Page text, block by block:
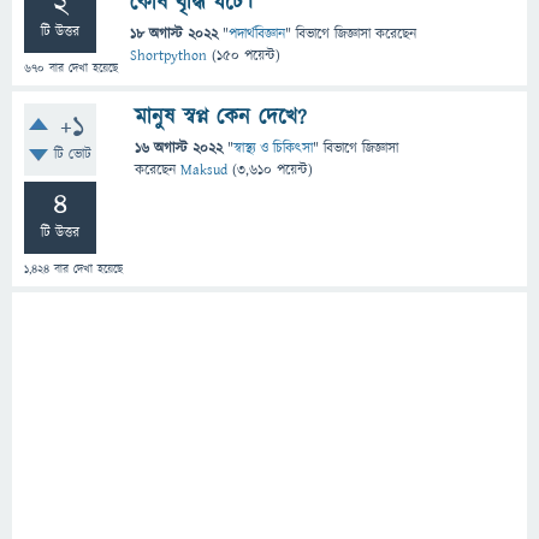
টি উত্তর
670 বার দেখা হয়েছে
18 অগাস্ট 2022 "পদার্থবিজ্ঞান" বিভাগে জিজ্ঞাসাকরেছেন
Shortpython (150 পয়েন্ট)
+1
টি ভোট
4
টি উত্তর
1,424 বার দেখা হয়েছে
মানুষ স্বপ্ন কেন দেখে?
16 অগাস্ট 2022 "স্বাস্থ্য ও চিকিৎসা" বিভাগে জিজ্ঞাসা
করেছেনMaksud (3,610 পয়েন্ট)